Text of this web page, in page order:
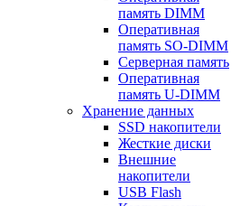
память DIMM
Оперативная
память SO-DIMM
Серверная память
Оперативная
память U-DIMM
Хранение данных
SSD накопители
Жесткие диски
Внешние
накопители
USB Flash